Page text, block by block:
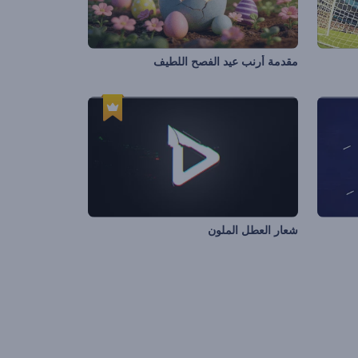
مقدمة أرنب عيد الفصح اللطيف
شعار العطل الملون